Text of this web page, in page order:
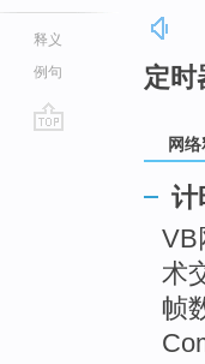
释义
例句
定时
网络
计
VB
术
帧